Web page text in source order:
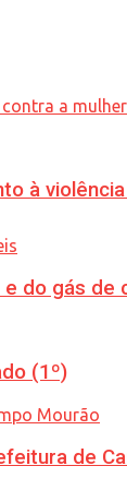
à
do gás de
(1º)
de